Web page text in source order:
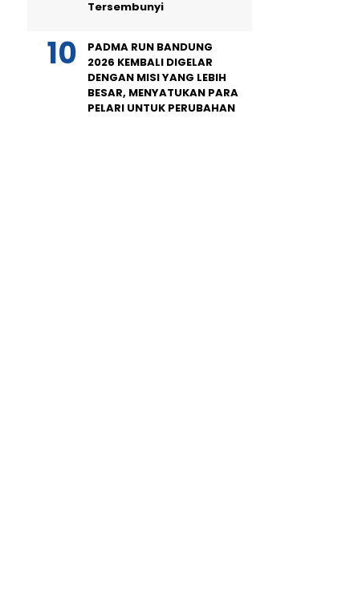
Tersembunyi
PADMA RUN BANDUNG
2026 KEMBALI DIGELAR
DENGAN MISI YANG LEBIH
BESAR, MENYATUKAN PARA
PELARI UNTUK PERUBAHAN